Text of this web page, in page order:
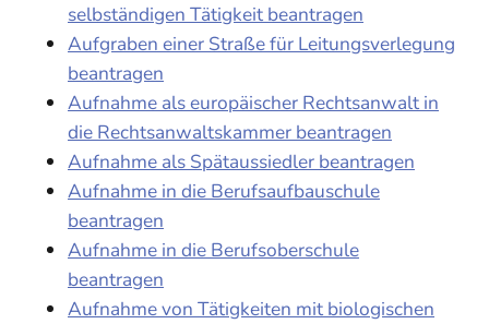
selbständigen Tätigkeit beantragen
Aufgraben einer Straße für Leitungsverlegung
beantragen
Aufnahme als europäischer Rechtsanwalt in
die Rechtsanwaltskammer beantragen
Aufnahme als Spätaussiedler beantragen
Aufnahme in die Berufsaufbauschule
beantragen
Aufnahme in die Berufsoberschule
beantragen
Aufnahme von Tätigkeiten mit biologischen